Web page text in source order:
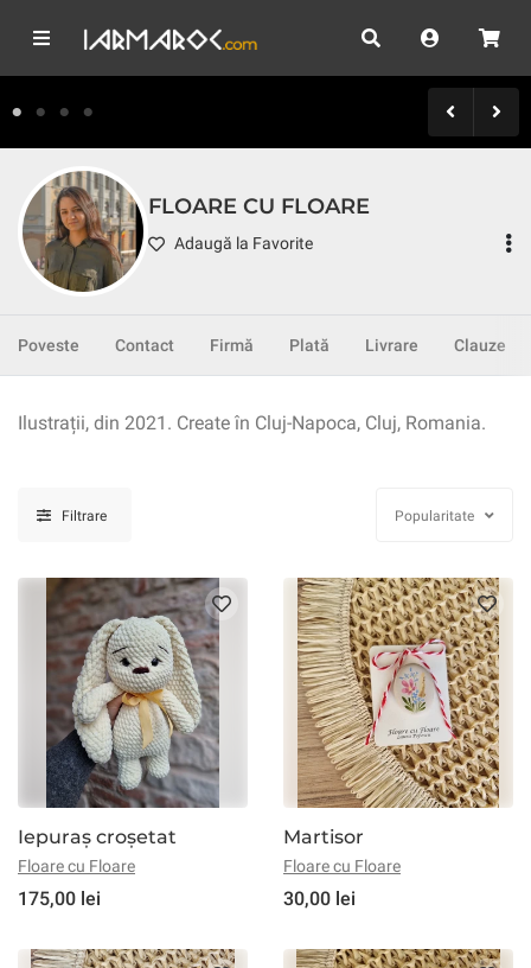
FLOARE CU FLOARE
Adaugă la Favorite
Poveste Contact Firmă Plată Livrare Clauze
Ilustrații, din 2021. Create în Cluj-Napoca, Cluj, Romania.
Filtrare Popularitate
Iepuraș croșetat
Floare cu Floare
175,00 lei
Martisor
Floare cu Floare
30,00 lei